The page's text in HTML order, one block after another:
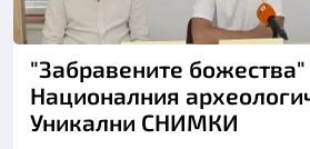
"Забравените
Националния
Уникални СНИМКИ